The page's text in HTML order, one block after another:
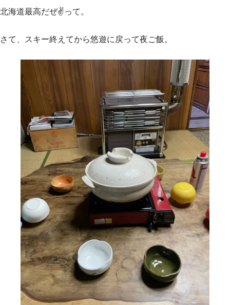
北海道最高だぜ✌️って。
さて、スキー終えてから悠遊に戻って夜ご飯。